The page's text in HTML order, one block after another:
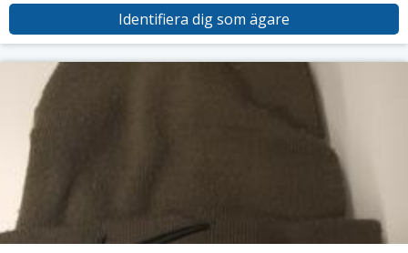
Identifiera dig som ägare